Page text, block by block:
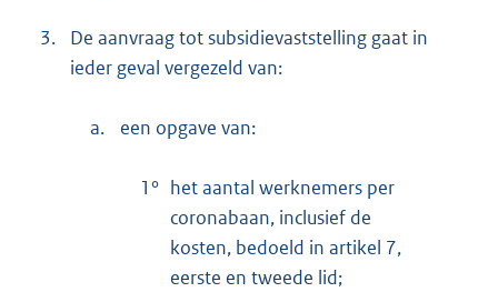
3.
De aanvraag tot subsidievaststelling gaat in
ieder geval vergezeld van:
a. een opgave van:
1° het aantal werknemers per
coronabaan, inclusief de
kosten, bedoeld in artikel 7,
eerste en tweede lid;